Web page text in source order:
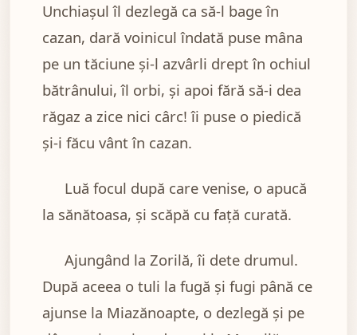
Unchiaşul îl dezlegă ca să-l bage în
cazan, dară voinicul îndată puse mâna
pe un tăciune şi-l azvârli drept în ochiul
bătrânului, îl orbi, şi apoi fără să-i dea
răgaz a zice nici cârc! îi puse o piedică
şi-i făcu vânt în cazan.
Luă focul după care venise, o apucă
la sănătoasa, şi scăpă cu faţă curată.
Ajungând la Zorilă, îi dete drumul.
După aceea o tuli la fugă şi fugi până ce
ajunse la Miazănoapte, o dezlegă şi pe